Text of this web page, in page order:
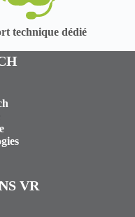
technique dédié
VR